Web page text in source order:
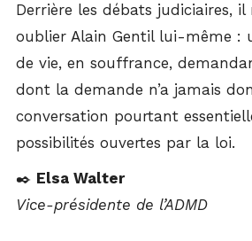
Derrière les débats judiciaires,
oublier Alain Gentil lui-même :
de vie, en souffrance,
dont la demande n’a jamais
conversation pourtant
possibilités ouvertes par la loi.
✒️ Elsa Walter
Vice-présidente de l’ADMD